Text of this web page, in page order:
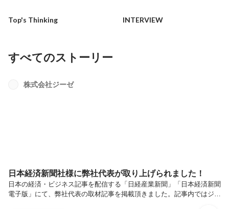
最新順で表示
（金）より発売
最新順で表示
すべてのストーリー
株式会社ジーゼ
日本経済新聞社様に弊社代表が取り上げられました！
日本の経済・ビジネス記事を配信する「日経産業新聞」「日本経済新聞
電子版」にて、弊社代表の取材記事を掲載頂きました。記事内ではジー
Top's Thinking INTERVIEW